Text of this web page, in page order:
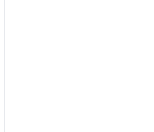
6.2.13
6.2.14
6.3.13
6.3.14
6.3.15
6.3.16